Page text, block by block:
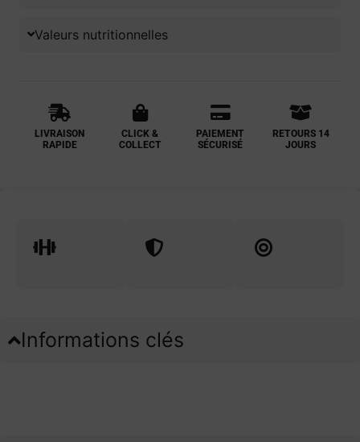
Valeurs nutritionnelles
LIVRAISON
RAPIDE
CLICK &
COLLECT
PAIEMENT
SÉCURISÉ
RETOURS 14
JOURS
Informations clés